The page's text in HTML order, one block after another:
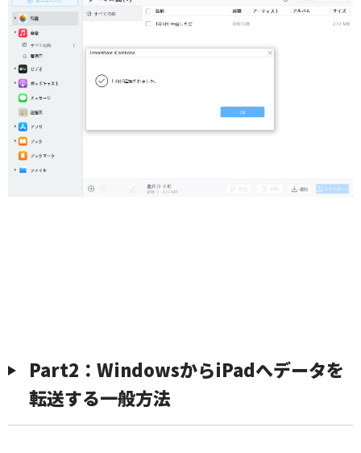
Part2：WindowsからiPadへデータを
転送する一般方法